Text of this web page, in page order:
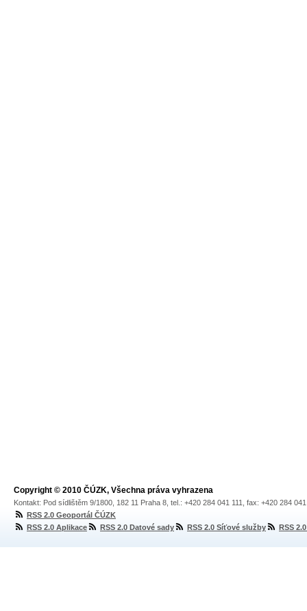
Copyright © 2010 ČÚZK, Všechna práva vyhrazena
Kontakt: Pod sídlištěm 9/1800, 182 11 Praha 8, tel.: +420 284 041 111, fax: +420 284
RSS 2.0 Geoportál ČÚZK
RSS 2.0 Aplikace
RSS 2.0 Datové sady RSS 2.0 Síťové služby RSS